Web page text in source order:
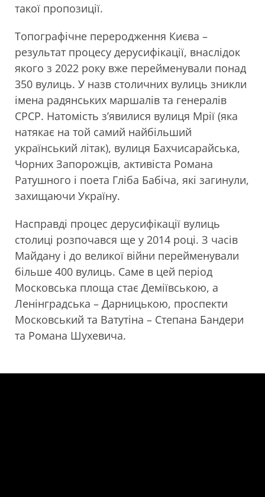
такої пропозиції.
Топографічне переродження Києва –
результат процесу дерусифікації, внаслідок
якого з 2022 року вже перейменували понад
350 вулиць. У назв столичних вулиць зникли
імена радянських маршалів та генералів
СРСР. Натомість з’явилися вулиця Мрії (яка
натякає на той самий найбільший
український літак), вулиця Бахчисарайська,
Чорних Запорожців, активіста Романа
Ратушного і поета Гліба Бабіча, які загинули,
захищаючи Україну.
Насправді процес дерусифікації вулиць
столиці розпочався ще у 2014 році. З часів
Майдану і до великої війни перейменували
більше 400 вулиць. Саме в цей період
Московська площа стає Деміївською, а
Ленінградська – Дарницькою, проспекти
Московський та Ватутіна – Степана Бандери
та Романа Шухевича.